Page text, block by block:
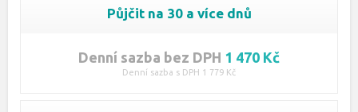
Půjčit na 30 a více dnů
Denní sazba bez DPH 1 470 Kč
Denní sazba s DPH 1 779 Kč